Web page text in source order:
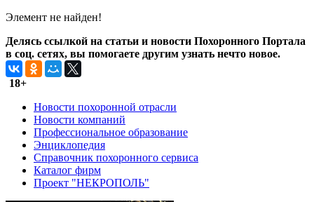
Элемент не найден!
Делясь ссылкой на статьи и новости Похоронного Портала
в соц. сетях, вы помогаете другим узнать нечто новое.
18+
Новости похоронной отрасли
Новости компаний
Профессиональное образование
Энциклопедия
Справочник похоронного сервиса
Каталог фирм
Проект "НЕКРОПОЛЬ"